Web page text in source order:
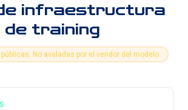
infraestructura
de training
No avaladas por el vendor del modelo.